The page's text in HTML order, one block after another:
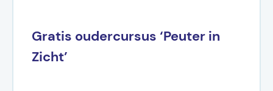
Gratis oudercursus ‘Peuter in
Zicht’